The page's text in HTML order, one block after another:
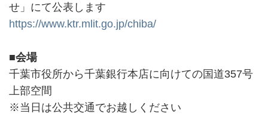
せ」にて公表します
https://www.ktr.mlit.go.jp/chiba/
■会場
千葉市役所から千葉銀行本店に向けての国道357号
上部空間
※当日は公共交通でお越しください